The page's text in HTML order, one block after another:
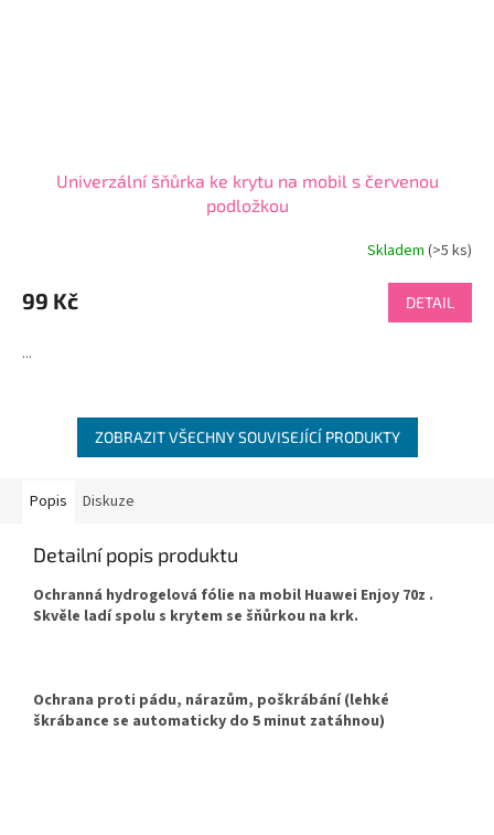
Univerzální šňůrka ke krytu na mobil s červenou
podložkou
produktu
je
z
Skladem(>5 ks)
99 Kč DETAIL
...
ZOBRAZIT VŠECHNY SOUVISEJÍCÍ PRODUKTY
Popis Diskuze
Detailní popis produktu
Ochranná hydrogelová fólie na mobil Huawei Enjoy 70z .
Skvěle ladí spolu s krytem se šňůrkou na krk.
Ochrana proti pádu, nárazům, poškrábání (lehké
škrábance se automaticky do 5 minut zatáhnou)